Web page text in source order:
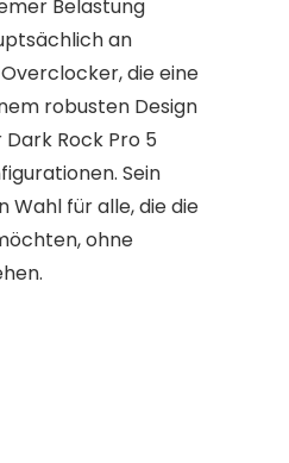
Belastung
an
die eine
robusten Design
Rock Pro 5
Sein
Wahl für alle, die die
ohne